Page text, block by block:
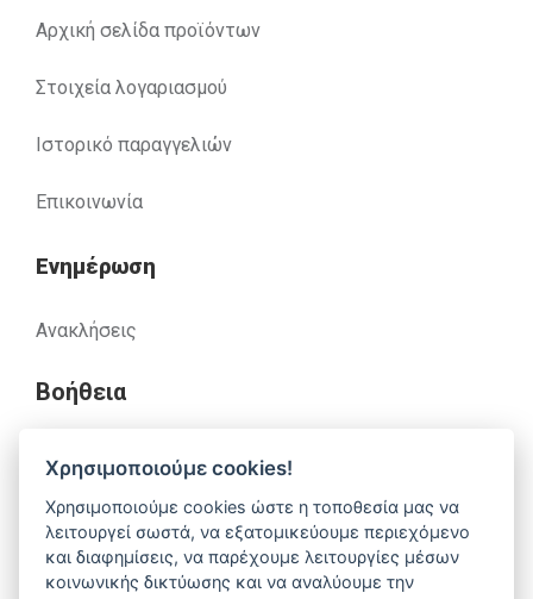
Αρχική σελίδα προϊόντων
Στοιχεία λογαριασμού
Ιστορικό παραγγελιών
Επικοινωνία
Ενημέρωση
Ανακλήσεις
Βοήθεια
Έχετε απορίες. Χρειάζεστε βοήθεια;
210 52 14 037 support@alfa-pharm.gr
Χρησιμοποιούμε cookies!
Χρησιμοποιούμε cookies ώστε η τοποθεσία μας να
λειτουργεί σωστά, να εξατομικεύουμε περιεχόμενο
και διαφημίσεις, να παρέχουμε λειτουργίες μέσων
κοινωνικής δικτύωσης και να αναλύουμε την